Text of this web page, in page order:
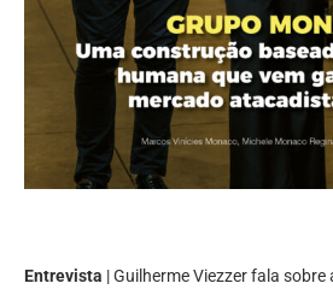
Entrevista | Guilherme Viezzer fala